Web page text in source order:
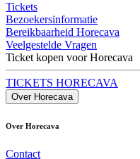
Tickets
Bezoekersinformatie
Bereikbaarheid Horecava
Veelgestelde Vragen
Ticket kopen voor Horecava
TICKETS HORECAVA
Over Horecava
Over Horecava
Contact